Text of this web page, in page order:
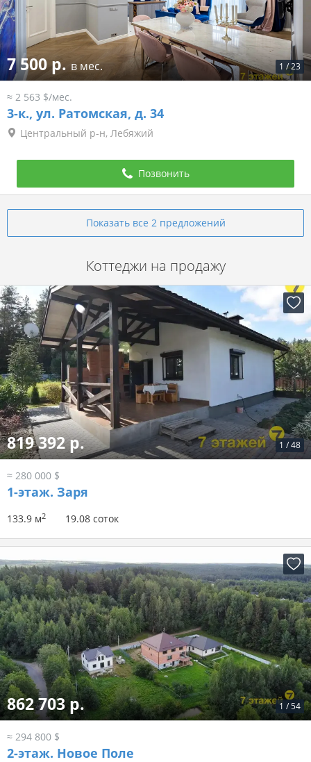
1 /23
7 500 р.в мес.
≈ 2 563 $/мес.
3-к., ул. Ратомская, д. 34
Центральный р-н, Лебяжий
Позвонить
Показать все 2 предложений
Коттеджи на продажу
1 /48
819 392 р.
≈ 280 000 $
1-этаж. Заря
133.9 м2 19.08 соток
1 /54
862 703 р.
≈ 294 800 $
2-этаж. Новое Поле